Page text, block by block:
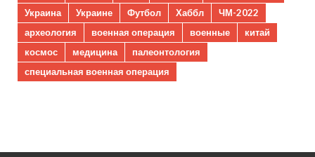
Украина
Украине Футбол Хаббл
ЧМ-2022
археология
военная операция военные
китай
космос
медицина
палеонтология
специальная военная операция